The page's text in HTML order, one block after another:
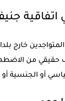
خارج
حقيقي من
أو الجنسية أو